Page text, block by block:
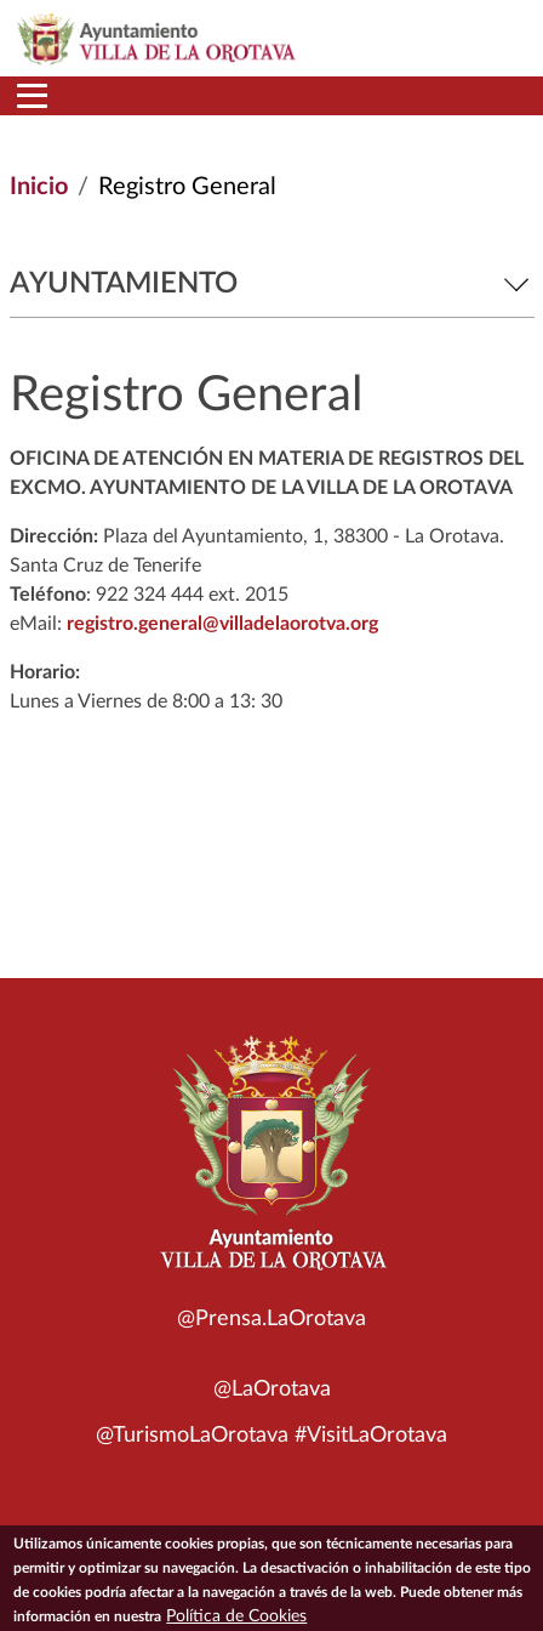
Pasar al contenido principal
Inicio Registro General
AYUNTAMIENTO
Registro General
OFICINA DE ATENCIÓN EN MATERIA DE REGISTROS DEL
EXCMO. AYUNTAMIENTO DE LA VILLA DE LA OROTAVA
Dirección:Plaza del Ayuntamiento, 1, 38300 - La Orotava.
Santa Cruz de Tenerife
Teléfono: 922 324 444 ext. 2015
eMail: registro.general@villadelaorotva.org
Horario:
Lunes a Viernes de 8:00 a 13: 30
@Prensa.LaOrotava
@LaOrotava
@TurismoLaOrotava #VisitLaOrotava
© 2026 Ayuntamiento de la Villa de La Orotava
ACCESIBILIDADCONDICIONES DE USO
Utilizamos únicamente cookies propias, que son técnicamente necesarias para
permitir y optimizar su navegación. La desactivación o inhabilitación de este tipo
de cookies podría afectar a la navegación a través de la web. Puede obtener más
información en nuestra Política de Cookies